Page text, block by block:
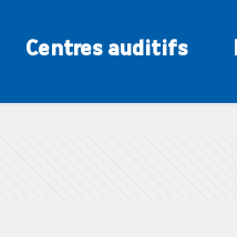
Centres auditifs